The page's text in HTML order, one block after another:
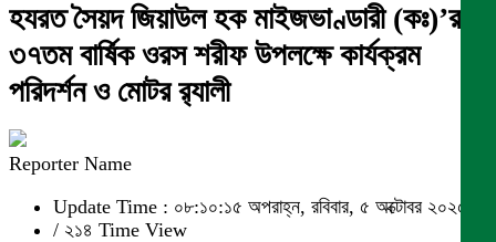
হযরত সৈয়দ জিয়াউল হক মাইজভাণ্ডারী (কঃ)’র
৩৭তম বার্ষিক ওরস শরীফ উপলক্ষে কার্যক্রম
পরিদর্শন ও মোটর র‌্যালী
Reporter Name
Update Time : ০৮:১০:১৫ অপরাহ্ন, রবিবার, ৫ অক্টোবর ২০২৫
/ ২১৪ Time View